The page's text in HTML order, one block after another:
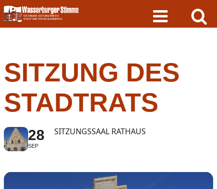
Skip
to
content
SITZUNG DES
STADTRATS
28
SEP
SITZUNGSSAAL RATHAUS